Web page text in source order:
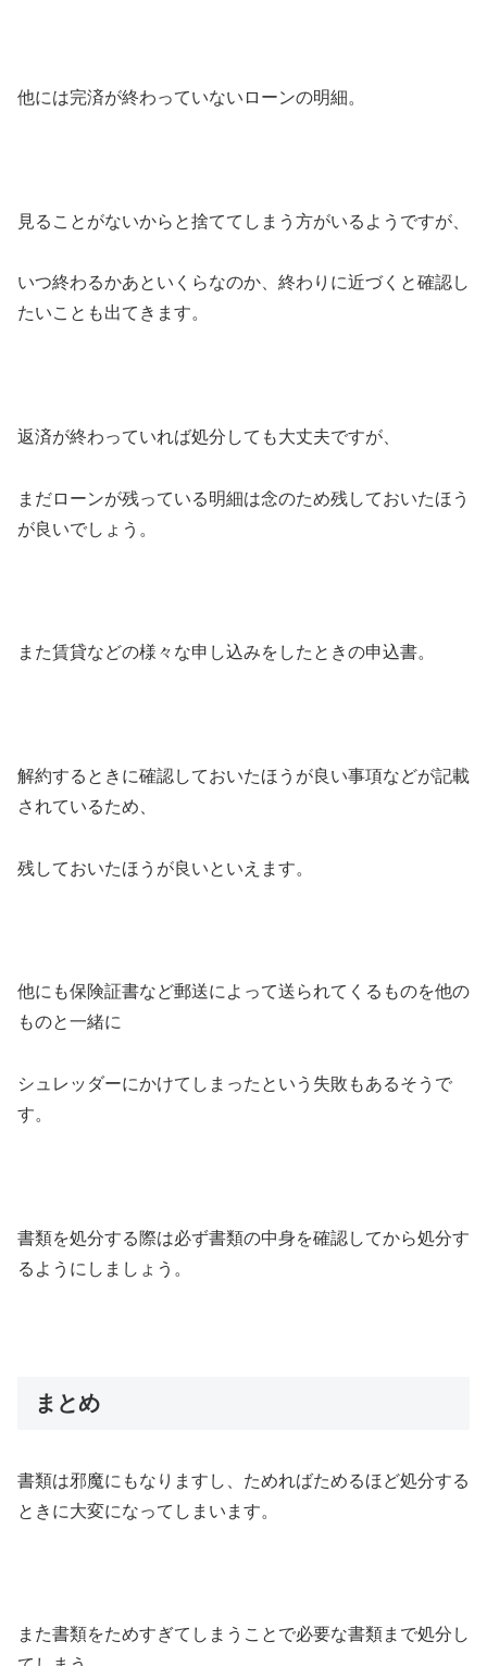
他には完済が終わっていないローンの明細。
見ることがないからと捨ててしまう方がいるようですが、
いつ終わるかあといくらなのか、終わりに近づくと確認し
たいことも出てきます。
返済が終わっていれば処分しても大丈夫ですが、
まだローンが残っている明細は念のため残しておいたほう
が良いでしょう。
また賃貸などの様々な申し込みをしたときの申込書。
解約するときに確認しておいたほうが良い事項などが記載
されているため、
残しておいたほうが良いといえます。
他にも保険証書など郵送によって送られてくるものを他の
ものと一緒に
シュレッダーにかけてしまったという失敗もあるそうで
す。
書類を処分する際は必ず書類の中身を確認してから処分す
るようにしましょう。
まとめ
書類は邪魔にもなりますし、ためればためるほど処分する
ときに大変になってしまいます。
また書類をためすぎてしまうことで必要な書類まで処分し